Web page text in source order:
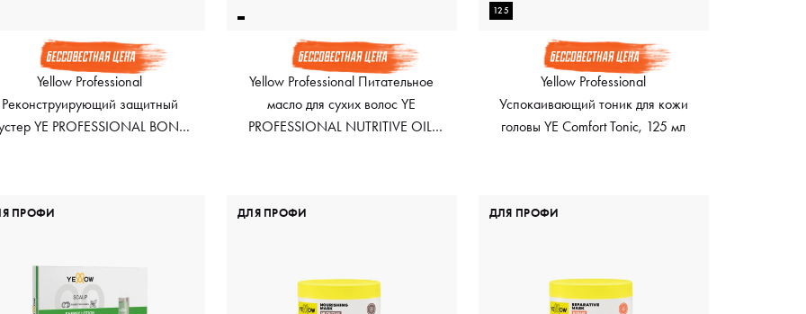
Yellow Professional
Реконструирующий защитный
YE PROFESSIONAL BOND
Yellow Professional Питательное
масло для сухих волос YE
PROFESSIONAL NUTRITIVE OIL,
125
Yellow Professional
Успокаивающий тоник для кожи
головы YE Comfort Tonic, 125 мл
ПРОФИ ДЛЯ ПРОФИ ДЛЯ ПРОФИ